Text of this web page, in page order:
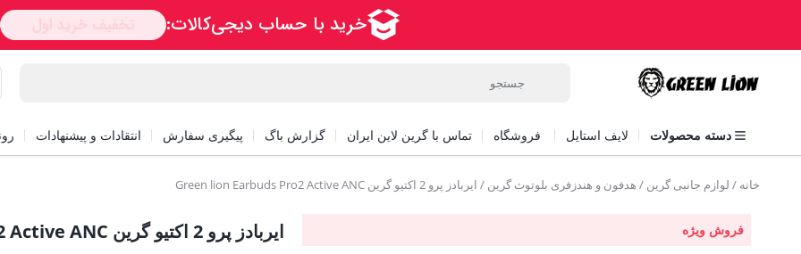
دسته محصولات لایف استایل فروشگاه تماس با گرین لاین ایران گزارش باگ پیگیری سفارش انتقادات و پیشنهادات
خانه / لوازم جانبی گرین / هدفون و هندزفری بلوتوث گرین / ایربادز پرو 2 اکتیو گرین Green lion Earbuds Pro2 Active ANC
فروش ویژه ایربادز پرو 2 اکتیو گرین Green lion Earbuds Pro2 Active ANC